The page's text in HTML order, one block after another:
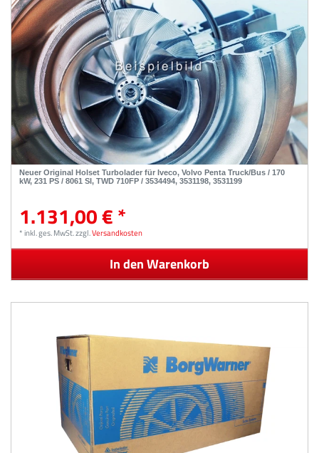
Neuer Original Holset Turbolader für Iveco, Volvo Penta Truck/Bus / 170
kW, 231 PS / 8061 SI, TWD 710FP / 3534494, 3531198, 3531199
1.131,00 € *
*inkl. ges. MwSt.zzgl.Versandkosten
In den Warenkorb